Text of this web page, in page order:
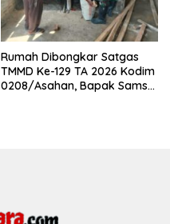
Rumah Dibongkar Satgas
TMMD Ke-129 TA 2026 Kodim
0208/Asahan, Bapak Samsul